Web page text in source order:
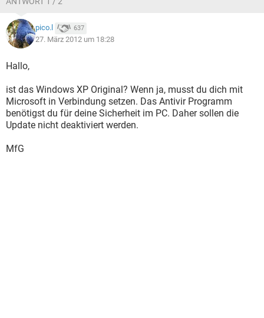
pico.l 637
27. März 2012 um 18:28
Hallo,
ist das Windows XP Original? Wenn ja, musst du dich mit
Microsoft in Verbindung setzen. Das Antivir Programm
benötigst du für deine Sicherheit im PC. Daher sollen die
Update nicht deaktiviert werden.
MfG